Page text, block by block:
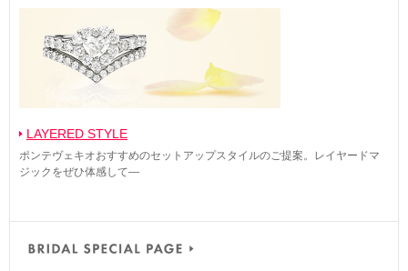
LAYERED STYLE
ポンテヴェキオおすすめのセットアップスタイルのご提案。レイヤードマ
ジックをぜひ体感して―